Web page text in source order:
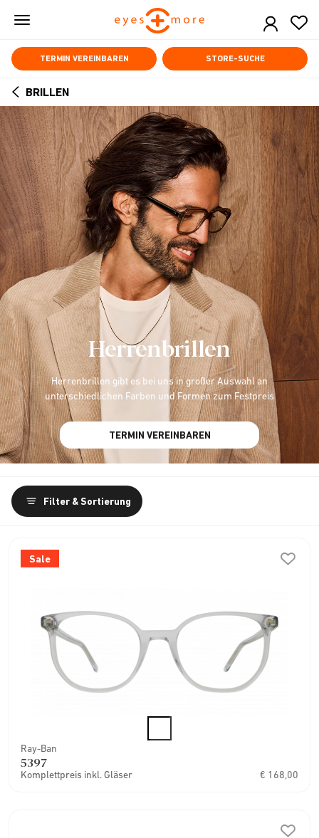
Skip
content
TERMIN VEREINBAREN STORE-SUCHE
ARROW
BACK
BRILLEN
Herrenbrillen
Herrenbrillen gibt es bei uns in großer Auswahl an
unterschiedlichen Farben und Formen zum Festpreis
TERMIN VEREINBAREN
Filter & Sortierung
Sale
Ray-Ban
5397
Komplettpreis inkl. Gläser € 168,00